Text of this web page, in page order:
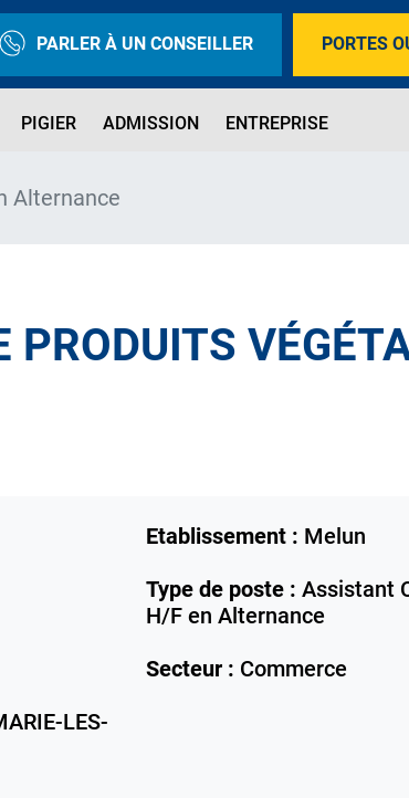
PARLER À UN CONSEILLER PORTES
PIGIER ADMISSION ENTREPRISE
Alternance
PRODUITS
Etablissement : Melun
Type de poste : Assistant
H/F en Alternance
Secteur : Commerce
LES-